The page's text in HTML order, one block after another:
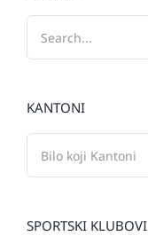
KANTONI
SPORTSKI KLUBOVI